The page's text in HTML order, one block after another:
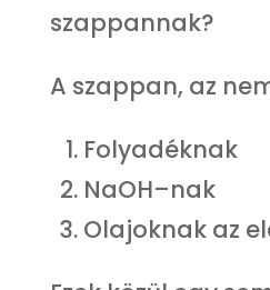
szappannak?
A szappan, az
Folyadéknak
NaOH–nak
Olajoknak az